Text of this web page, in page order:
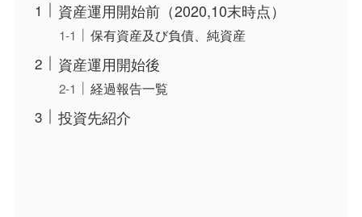
資産運用開始前（2020,10末時点）
保有資産及び負債、純資産
資産運用開始後
経過報告一覧
投資先紹介